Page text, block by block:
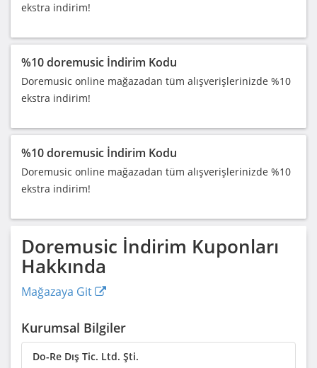
ekstra indirim!
%10 doremusic İndirim Kodu
Doremusic online mağazadan tüm alışverişlerinizde %10
ekstra indirim!
%10 doremusic İndirim Kodu
Doremusic online mağazadan tüm alışverişlerinizde %10
ekstra indirim!
Doremusic İndirim Kuponları
Hakkında
Mağazaya Git
Kurumsal Bilgiler
Do-Re Dış Tic. Ltd. Şti.